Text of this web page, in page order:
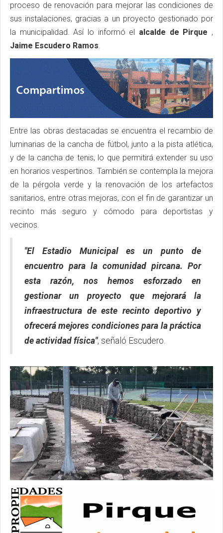
proceso de renovación para mejorar las condiciones de
sus instalaciones, gracias a un proyecto gestionado por
la municipalidad. Así lo informó el
alcalde de Pirque ,
Jaime Escudero Ramos.
Entre las obras destacadas se encuentra el recambio de
luminarias de la cancha de fútbol, junto a la pista atlética,
y de la cancha de tenis, lo que permitirá extender su uso
en horarios vespertinos. También se contempla la mejora
de la pérgola verde y la renovación de los artefactos
sanitarios, entre otras mejoras, con el fin de garantizar un
recinto más seguro y cómodo para deportistas y
vecinos.
"El Estadio Municipal es un punto de
encuentro para la comunidad pircana. Por
esta razón, nos hemos esforzado en
gestionar un proyecto que mejorará la
infraestructura de este recinto deportivo y
ofrecerá mejores condiciones para la práctica
de actividad física", señaló Escudero.